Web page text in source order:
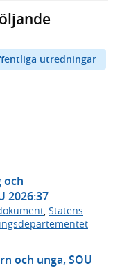
utredningar
och
2026:37
Statens
och unga, SOU